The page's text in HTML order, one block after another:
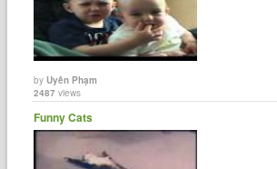
byUyên Phạm
2487 views
Funny Cats